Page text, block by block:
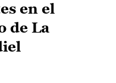
en el
de La